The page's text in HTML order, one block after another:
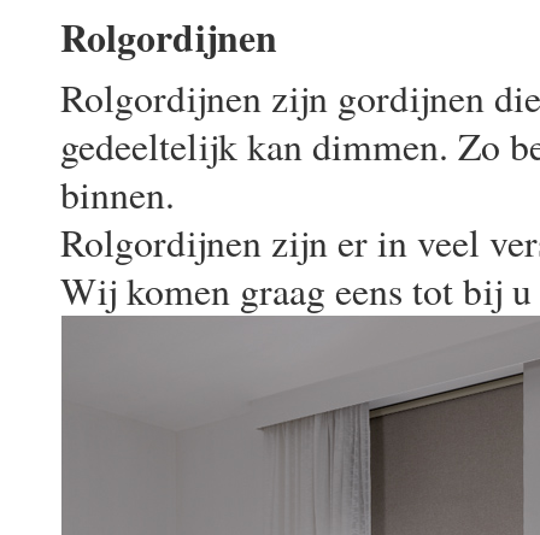
Rolgordijnen
Rolgordijnen zijn gordijnen
gedeeltelijk kan dimmen. Zo
binnen.
Rolgordijnen zijn er in veel
Wij komen graag eens tot bij